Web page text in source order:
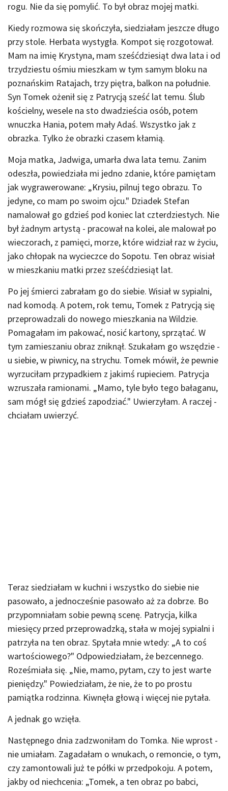
rogu. Nie da się pomylić. To był obraz mojej matki.
Kiedy rozmowa się skończyła, siedziałam jeszcze długo
przy stole. Herbata wystygła. Kompot się rozgotował.
Mam na imię Krystyna, mam sześćdziesiąt dwa lata i od
trzydziestu ośmiu mieszkam w tym samym bloku na
poznańskim Ratajach, trzy piętra, balkon na południe.
Syn Tomek ożenił się z Patrycją sześć lat temu. Ślub
kościelny, wesele na sto dwadzieścia osób, potem
wnuczka Hania, potem mały Adaś. Wszystko jak z
obrazka. Tylko że obrazki czasem kłamią.
Moja matka, Jadwiga, umarła dwa lata temu. Zanim
odeszła, powiedziała mi jedno zdanie, które pamiętam
jak wygrawerowane: „Krysiu, pilnuj tego obrazu. To
jedyne, co mam po swoim ojcu." Dziadek Stefan
namalował go gdzieś pod koniec lat czterdziestych. Nie
był żadnym artystą - pracował na kolei, ale malował po
wieczorach, z pamięci, morze, które widział raz w życiu,
jako chłopak na wycieczce do Sopotu. Ten obraz wisiał
w mieszkaniu matki przez sześćdziesiąt lat.
Po jej śmierci zabrałam go do siebie. Wisiał w sypialni,
nad komodą. A potem, rok temu, Tomek z Patrycją się
przeprowadzali do nowego mieszkania na Wildzie.
Pomagałam im pakować, nosić kartony, sprzątać. W
tym zamieszaniu obraz zniknął. Szukałam go wszędzie -
u siebie, w piwnicy, na strychu. Tomek mówił, że pewnie
wyrzuciłam przypadkiem z jakimś rupieciem. Patrycja
wzruszała ramionami. „Mamo, tyle było tego bałaganu,
sam mógł się gdzieś zapodziać." Uwierzyłam. A raczej -
chciałam uwierzyć.
Teraz siedziałam w kuchni i wszystko do siebie nie
pasowało, a jednocześnie pasowało aż za dobrze. Bo
przypomniałam sobie pewną scenę. Patrycja, kilka
miesięcy przed przeprowadzką, stała w mojej sypialni i
patrzyła na ten obraz. Spytała mnie wtedy: „A to coś
wartościowego?" Odpowiedziałam, że bezcennego.
Roześmiała się. „Nie, mamo, pytam, czy to jest warte
pieniędzy." Powiedziałam, że nie, że to po prostu
pamiątka rodzinna. Kiwnęła głową i więcej nie pytała.
A jednak go wzięła.
Następnego dnia zadzwoniłam do Tomka. Nie wprost -
nie umiałam. Zagadałam o wnukach, o remoncie, o tym,
czy zamontowali już te półki w przedpokoju. A potem,
jakby od niechcenia: „Tomek, a ten obraz po babci,